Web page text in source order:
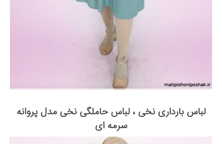
لباس بارداری نخی ، لباس حاملگی نخی مدل پروانه
سرمه ای